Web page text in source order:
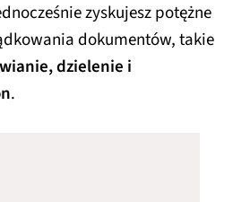
zyskujesz potężne
dokumentów, takie
dzielenie i
.